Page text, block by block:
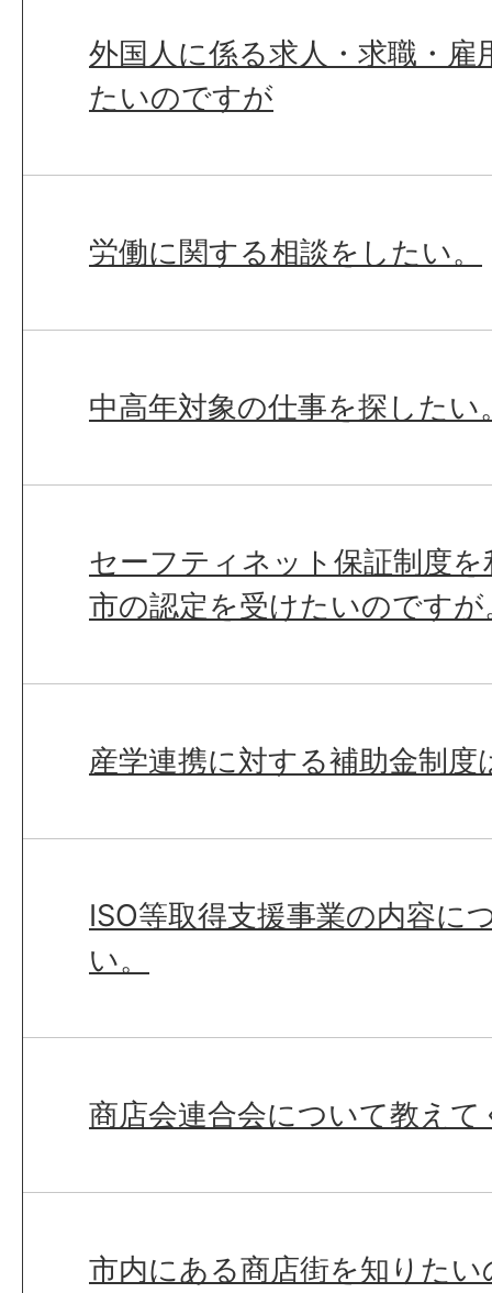
外国人に係る求人・求職・雇
たいのですが
労働に関する相談をしたい。
中高年対象の仕事を探したい
セーフティネット保証制度
市の認定を受けたいのですが
産学連携に対する補助金制
ISO等取得支援事業の内容に
い。
商店会連合会について教え
市内にある商店街を知りた